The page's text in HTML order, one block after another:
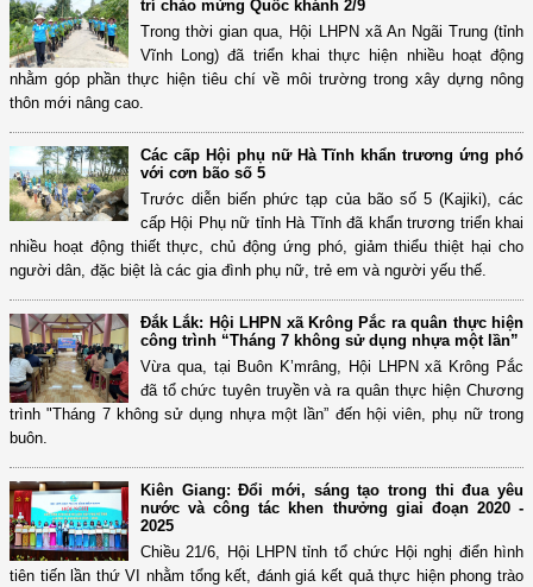
trí chào mừng Quốc khánh 2/9
Trong thời gian qua, Hội LHPN xã An Ngãi Trung (tỉnh
Vĩnh Long) đã triển khai thực hiện nhiều hoạt động
nhằm góp phần thực hiện tiêu chí về môi trường trong xây dựng nông
thôn mới nâng cao.
Các cấp Hội phụ nữ Hà Tĩnh khẩn trương ứng phó
với cơn bão số 5
Trước diễn biến phức tạp của bão số 5 (Kajiki), các
cấp Hội Phụ nữ tỉnh Hà Tĩnh đã khẩn trương triển khai
nhiều hoạt động thiết thực, chủ động ứng phó, giảm thiểu thiệt hại cho
người dân, đặc biệt là các gia đình phụ nữ, trẻ em và người yếu thế.
Đắk Lắk: Hội LHPN xã Krông Pắc ra quân thực hiện
công trình “Tháng 7 không sử dụng nhựa một lần”
Vừa qua, tại Buôn K’mrâng, Hội LHPN xã Krông Pắc
đã tổ chức tuyên truyền và ra quân thực hiện Chương
trình "Tháng 7 không sử dụng nhựa một lần” đến hội viên, phụ nữ trong
buôn.
Kiên Giang: Đổi mới, sáng tạo trong thi đua yêu
nước và công tác khen thưởng giai đoạn 2020 -
2025
Chiều 21/6, Hội LHPN tỉnh tổ chức Hội nghị điển hình
tiên tiến lần thứ VI nhằm tổng kết, đánh giá kết quả thực hiện phong trào